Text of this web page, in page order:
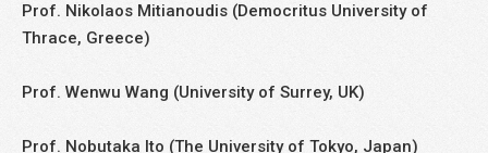
Prof. Nikolaos Mitianoudis (Democritus University of
Thrace, Greece)
Prof. Wenwu Wang (University of Surrey, UK)
Prof. Nobutaka Ito (The University of Tokyo, Japan)